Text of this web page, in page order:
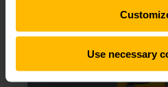
Use necessary